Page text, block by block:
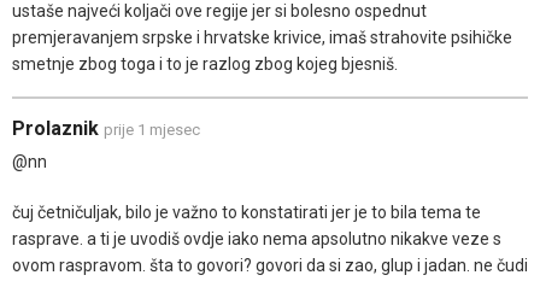
ustaše najveći koljači ove regije jer si bolesno ospednut
premjeravanjem srpske i hrvatske krivice, imaš strahovite psihičke
smetnje zbog toga i to je razlog zbog kojeg bjesniš.
Prolaznik prije 1 mjesec
@nn
čuj četničuljak, bilo je važno to konstatirati jer je to bila tema te
rasprave. a ti je uvodiš ovdje iako nema apsolutno nikakve veze s
ovom raspravom. šta to govori? govori da si zao, glup i jadan. ne čudi